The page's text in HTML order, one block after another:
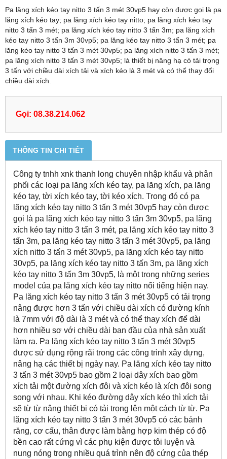
Pa lăng xích kéo tay nitto 3 tấn 3 mét 30vp5 hay còn được gọi là pa
lăng xích kéo tay; pa lăng xích kéo tay nitto; pa lăng xích kéo tay
nitto 3 tấn 3 mét; pa lăng xích kéo tay nitto 3 tấn 3m; pa lăng xích
kéo tay nitto 3 tấn 3m 30vp5; pa lăng kéo tay nitto 3 tấn 3 mét; pa
lăng kéo tay nitto 3 tấn 3 mét 30vp5; pa lăng xích nitto 3 tấn 3 mét;
pa lăng xích nitto 3 tấn 3 mét 30vp5; là thiết bị nâng hạ có tải trọng
3 tấn với chiều dài xích tải và xích kéo là 3 mét và có thể thay đổi
chiều dài xích.
Gọi: 08.38.214.062
THÔNG TIN CHI TIẾT
Công ty tnhh xnk thanh long chuyên nhập khẩu và phân
phối các loại pa lăng xích kéo tay, pa lăng xích, pa lăng
kéo tay, tời xích kéo tay, tời kéo xích. Trong đó có pa
lăng xích kéo tay nitto 3 tấn 3 mét 30vp5 hay còn được
gọi là pa lăng xích kéo tay nitto 3 tấn 3m 30vp5, pa lăng
xích kéo tay nitto 3 tấn 3 mét, pa lăng xích kéo tay nitto 3
tấn 3m, pa lăng kéo tay nitto 3 tấn 3 mét 30vp5, pa lăng
xích nitto 3 tấn 3 mét 30vp5, pa lăng xích kéo tay nitto
30vp5, pa lăng xích kéo tay nitto 3 tấn 3m, pa lăng xích
kéo tay nitto 3 tấn 3m 30vp5, là một trong những series
model của pa lăng xích kéo tay nitto nổi tiếng hiện nay.
Pa lăng xích kéo tay nitto 3 tấn 3 mét 30vp5 có tải trọng
nâng được hơn 3 tấn với chiều dài xích có đường kính
là 7mm với độ dài là 3 mét và có thể thay xích để dài
hơn nhiều sơ với chiều dài ban đầu của nhà sản xuất
làm ra. Pa lăng xích kéo tay nitto 3 tấn 3 mét 30vp5
được sử dụng rộng rãi trong các công trình xây dựng,
nâng hạ các thiết bị ngày nay. Pa lăng xích kéo tay nitto
3 tấn 3 mét 30vp5 bao gồm 2 loại dây xích bao gồm
xích tải một đường xích đôi và xích kéo là xích đôi song
song với nhau. Khi kéo đường dây xích kéo thì xích tải
sẽ từ từ nâng thiết bị có tải trọng lên một cách từ từ. Pa
lăng xích kéo tay nitto 3 tấn 3 mét 30vp5 có các bánh
răng, cơ cấu, thân được làm bằng hợp kim thép có độ
bền cao rất cứng vì các phụ kiện được tôi luyện và
nung nóng trong nhiều quá trình nên độ cứng của thép